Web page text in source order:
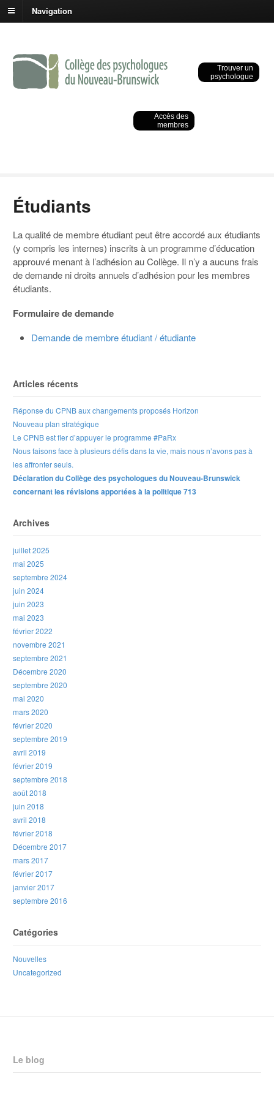
Navigation
Trouver un
psychologue
Accès des
membres
Étudiants
La qualité de membre étudiant peut être accordé aux étudiants
(y compris les internes) inscrits à un programme d’éducation
approuvé menant à l’adhésion au Collège. Il n’y a aucuns frais
de demande ni droits annuels d’adhésion pour les membres
étudiants.
Formulaire de demande
Demande de membre étudiant / étudiante
Articles récents
Réponse du CPNB aux changements proposés Horizon
Nouveau plan stratégique
Le CPNB est fier d’appuyer le programme #PaRx
Nous faisons face à plusieurs défis dans la vie, mais nous n’avons pas à
les affronter seuls.
Déclaration du Collège des psychologues du Nouveau-Brunswick
concernant les révisions apportées à la politique 713
Archives
juillet 2025
mai 2025
septembre 2024
juin 2024
juin 2023
mai 2023
février 2022
novembre 2021
septembre 2021
Décembre 2020
septembre 2020
mai 2020
mars 2020
février 2020
septembre 2019
avril 2019
février 2019
septembre 2018
août 2018
juin 2018
avril 2018
février 2018
Décembre 2017
mars 2017
février 2017
janvier 2017
septembre 2016
Catégories
Nouvelles
Uncategorized
Le blog